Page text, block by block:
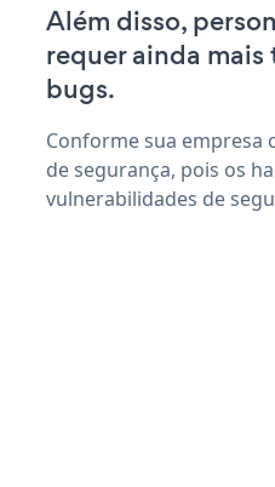
Além disso,
requer ainda
bugs.
Conforme sua empresa
de segurança, pois os
vulnerabilidades de